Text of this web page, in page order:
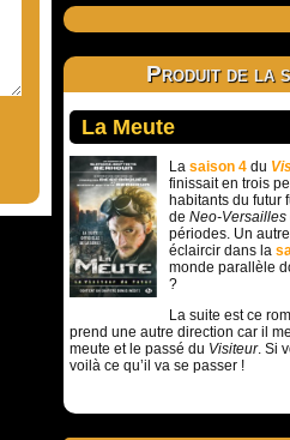
Produit de la
La Meute
La saison 4 du
finissait en trois
habitants du futur
de Neo-Versailles
périodes. Un
éclaircir dans la
monde parallèle
?
La suite est ce
prend une autre direction car il
meute et le passé du Visiteur. Si
voilà ce qu’il va se passer !